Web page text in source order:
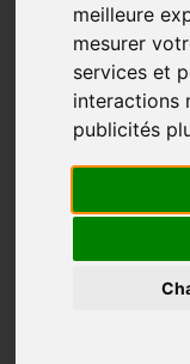
meilleure
mesurer
services et
interactions
publicités
Le bonheur de
« Je suis de plus
marches. »
Manon
comptabilité qui